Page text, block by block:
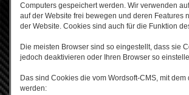
Computers gespeichert werden. Wir verwenden
auf der Website frei bewegen und deren Features
der Website. Cookies sind auch für die Funktion
Die meisten Browser sind so eingestellt, dass sie
jedoch deaktivieren oder Ihren Browser so
Das sind Cookies die vom Wordsoft-CMS, mit
werden: